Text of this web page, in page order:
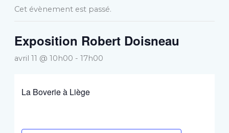
Cet évènement est passé.
Exposition Robert Doisneau
avril 11 @ 10h00 - 17h00
La Boverie à Liège